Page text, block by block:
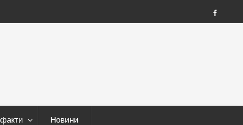
FB
факти Новини